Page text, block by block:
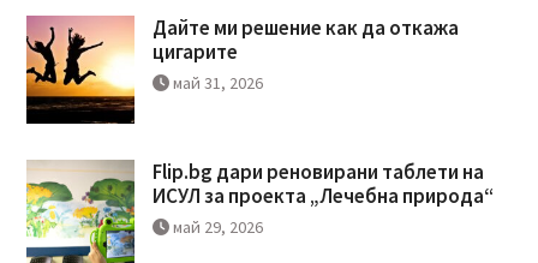
Дайте ми решение как да откажа
цигарите
май 31, 2026
Flip.bg дари реновирани таблети на
ИСУЛ за проекта „Лечебна природа“
май 29, 2026